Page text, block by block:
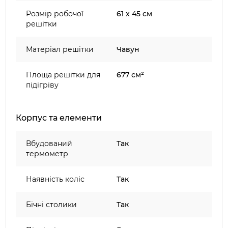
Розмір робочої
решітки
61 x 45 см
Матеріал решітки Чавун
Площа решітки для
підігріву
677 см²
Корпус та елементи
Вбудований
термометр
Так
Наявність коліс Так
Бічні столики Так